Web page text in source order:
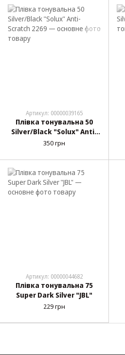
Артикул: 00000039165
Плівка тонувальна 50
Silver/Black "Solux" Anti-
Scratch 2269
350 грн
Артикул: 00000044682
Плівка тонувальна 75
Super Dark Silver "JBL"
229 грн